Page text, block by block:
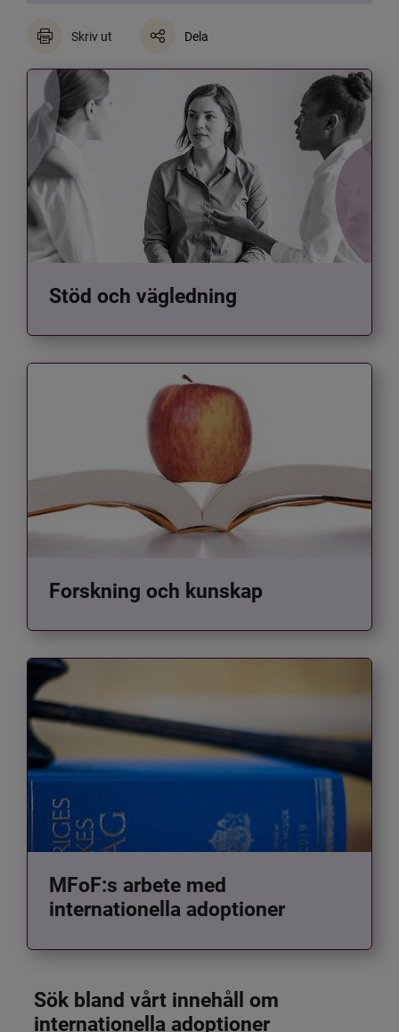
Skriv ut Dela
Stöd och vägledning
Forskning och kunskap
MFoF:s arbete med
internationella adoptioner
Sök bland vårt innehåll om
internationella adoptioner